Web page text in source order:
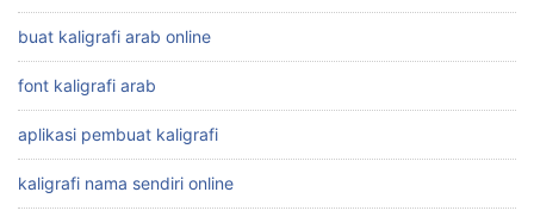
buat kaligrafi arab online
font kaligrafi arab
aplikasi pembuat kaligrafi
kaligrafi nama sendiri online